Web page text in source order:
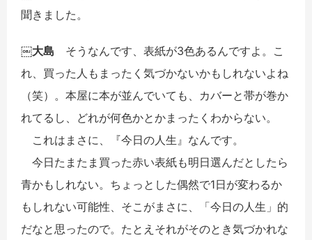
聞きました。
￼大島 そうなんです、表紙が3色あるんですよ。こ
れ、買った人もまったく気づかないかもしれないよね
（笑）。本屋に本が並んでいても、カバーと帯が巻か
れてるし、どれが何色かとかまったくわからない。
これはまさに、『今日の人生』なんです。
今日たまたま買った赤い表紙も明日選んだとしたら
青かもしれない。ちょっとした偶然で1日が変わるか
もしれない可能性、そこがまさに、「今日の人生」的
だなと思ったので。たとえそれがそのとき気づかれな